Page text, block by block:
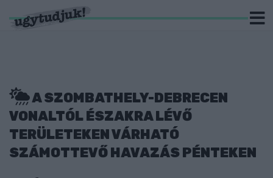
A SZOMBATHELY-DEBRECEN
VONALTÓL ÉSZAKRA LÉVŐ
TERÜLETEKEN VÁRHATÓ
SZÁMOTTEVŐ HAVAZÁS PÉNTEKEN